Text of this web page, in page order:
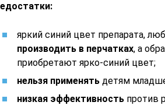
яркий синий цвет препарата,
производить в перчатках, а
приобретают ярко-синий цвет;
нельзя применять детям
низкая эффективность против